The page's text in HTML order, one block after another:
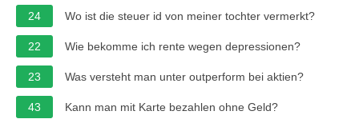
24 Wo ist die steuer id von meiner tochter vermerkt?
22 Wie bekomme ich rente wegen depressionen?
23 Was versteht man unter outperform bei aktien?
43 Kann man mit Karte bezahlen ohne Geld?